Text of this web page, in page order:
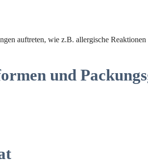
auftreten, wie z.B. allergische
und